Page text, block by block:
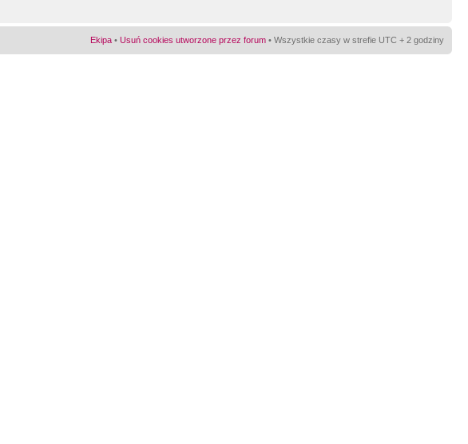
Ekipa • Usuń cookies utworzone przez forum • Wszystkie czasy w strefie UTC + 2 godziny